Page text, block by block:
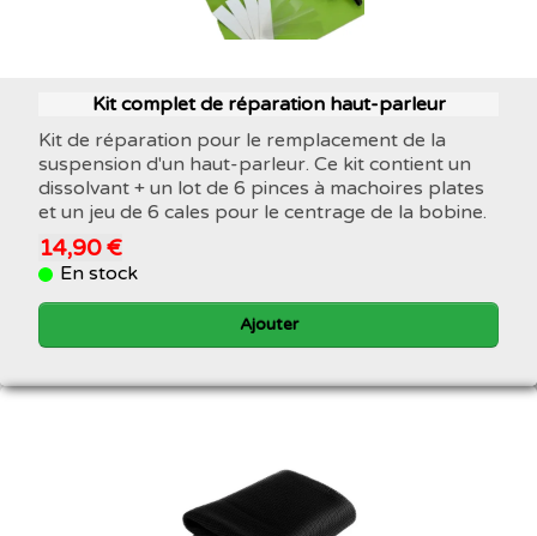
Kit complet de réparation haut-parleur
Kit de réparation pour le remplacement de la
suspension d'un haut-parleur. Ce kit contient un
dissolvant + un lot de 6 pinces à machoires plates
et un jeu de 6 cales pour le centrage de la bobine.
14,90 €
En stock
Ajouter